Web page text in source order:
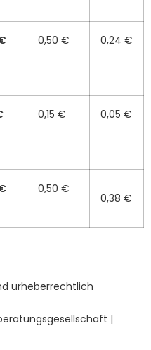
0,50 € 0,24 €
0,15 € 0,05 €
0,50 €
0,38 €
urheberrechtlich
|